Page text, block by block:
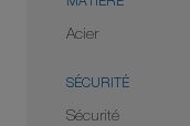
Acier
SÉCURITÉ
Sécurité